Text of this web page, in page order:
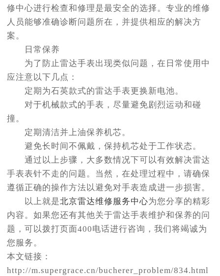
修中心进行检查和修理是最安全的选择。专业的维修
人员能够准确诊断问题所在，并提供相应的解决方
案。
日常保养
为了防止雷达手表出现类似问题，在日常使用中
应注意以下几点：
定期为石英款式的雷达手表更换新电池。
对于机械款式的手表，尽量避免剧烈运动和碰
撞。
定期清洁并上油保养机芯。
避免长时间不佩戴，保持机芯处于工作状态。
通过以上步骤，大多数情况下可以有效解决雷达
手表表针不走的问题。当然，在处理过程中，请确保
遵循正确的操作方法以避免对手表造成进一步损害。
以上就是北京雷达维修服务中心为您分享的精彩
内容。如果您还有其他关于雷达手表维护和保养的问
题，可以拨打页面400电话进行咨询，我们将竭诚为
您服务。
本文链接：
http://m.supergrace.cn/bucherer_problem/834.html